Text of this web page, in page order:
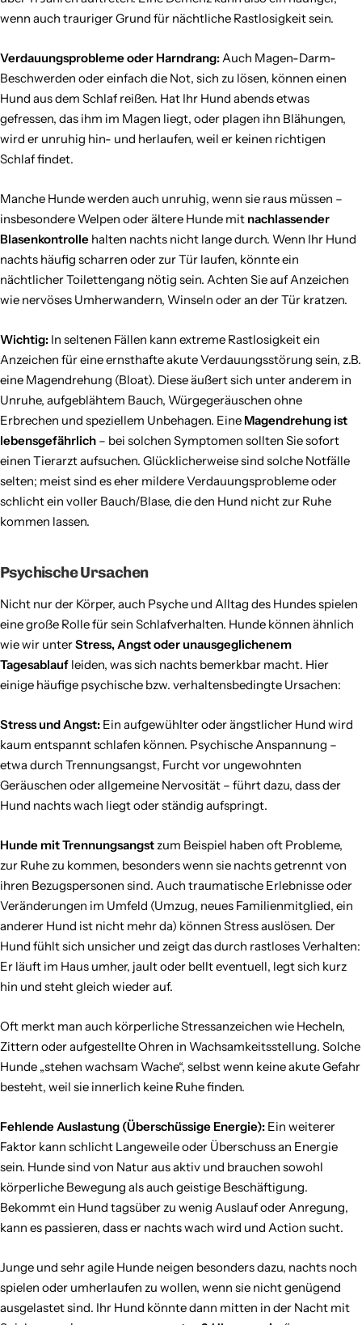
wenn auch trauriger Grund für nächtliche Rastlosigkeit sein.
Verdauungsprobleme oder Harndrang:Auch Magen-Darm-
Beschwerden oder einfach die Not, sich zu lösen, können einen
Hund aus dem Schlaf reißen. Hat Ihr Hund abends etwas
gefressen, das ihm im Magen liegt, oder plagen ihn Blähungen,
wird er unruhig hin- und herlaufen, weil er keinen richtigen
Schlaf findet.
Manche Hunde werden auch unruhig, wenn sie raus müssen –
insbesondere Welpen oder ältere Hunde mit nachlassender
Blasenkontrolle halten nachts nicht lange durch. Wenn Ihr Hund
nachts häufig scharren oder zur Tür laufen, könnte ein
nächtlicher Toilettengang nötig sein. Achten Sie auf Anzeichen
wie nervöses Umherwandern, Winseln oder an der Tür kratzen.
Wichtig: In seltenen Fällen kann extreme Rastlosigkeit ein
Anzeichen für eine ernsthafte akute Verdauungsstörung sein, z.B.
eine Magendrehung (Bloat). Diese äußert sich unter anderem in
Unruhe, aufgeblähtem Bauch, Würgegeräuschen ohne
Erbrechen und speziellem Unbehagen. Eine Magendrehung ist
lebensgefährlich – bei solchen Symptomen sollten Sie sofort
einen Tierarzt aufsuchen. Glücklicherweise sind solche Notfälle
selten; meist sind es eher mildere Verdauungsprobleme oder
schlicht ein voller Bauch/Blase, die den Hund nicht zur Ruhe
kommen lassen.
Psychische Ursachen
Nicht nur der Körper, auch Psyche und Alltag des Hundes spielen
eine große Rolle für sein Schlafverhalten. Hunde können ähnlich
wie wir unterStress, Angst oder unausgeglichenem
Tagesablauf leiden, was sich nachts bemerkbar macht. Hier
einige häufige psychische bzw. verhaltensbedingte Ursachen:
Stress und Angst: Ein aufgewühlter oder ängstlicher Hund wird
kaum entspannt schlafen können. Psychische Anspannung –
etwa durch Trennungsangst, Furcht vor ungewohnten
Geräuschen oder allgemeine Nervosität – führt dazu, dass der
Hund nachts wach liegt oder ständig aufspringt.
Hunde mit Trennungsangstzum Beispiel haben oft Probleme,
zur Ruhe zu kommen, besonders wenn sie nachts getrennt von
ihren Bezugspersonen sind. Auch traumatische Erlebnisse oder
Veränderungen im Umfeld (Umzug, neues Familienmitglied, ein
anderer Hund ist nicht mehr da) können Stress auslösen. Der
Hund fühlt sich unsicher und zeigt das durch rastloses Verhalten:
Er läuft im Haus umher, jault oder bellt eventuell, legt sich kurz
hin und steht gleich wieder auf.
Oft merkt man auch körperliche Stressanzeichen wie Hecheln,
Zittern oder aufgestellte Ohren in Wachsamkeitsstellung. Solche
Hunde „stehen wachsam Wache“, selbst wenn keine akute Gefahr
besteht, weil sie innerlich keine Ruhe finden.
Fehlende Auslastung (Überschüssige Energie): Ein weiterer
Faktor kann schlicht Langeweile oder Überschuss an Energie
sein. Hunde sind von Natur aus aktiv und brauchen sowohl
körperliche Bewegung als auch geistige Beschäftigung.
Bekommt ein Hund tagsüber zu wenig Auslauf oder Anregung,
kann es passieren, dass er nachts wach wird und Action sucht.
Junge und sehr agile Hunde neigen besonders dazu, nachts noch
spielen oder umherlaufen zu wollen, wenn sie nicht genügend
ausgelastet sind. Ihr Hund könnte dann mitten in der Nacht mit